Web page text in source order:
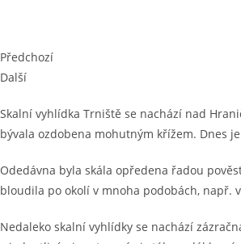
Předchozí
Další
Skalní vyhlídka Trniště se nachází nad
bývala ozdobena mohutným křížem. Dnes
Odedávna byla skála opředena řadou
bloudila po okolí v mnoha podobách, např.
Nedaleko skalní vyhlídky se nachází